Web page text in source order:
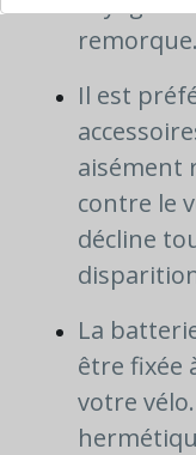
remorque.
Il est
aisément
contre le
décline
La
être fixée
votre